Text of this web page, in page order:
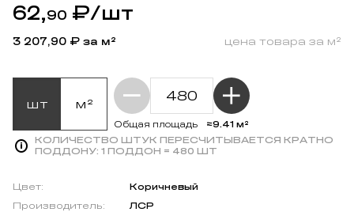
62,90 ₽/шт
3 207,90 ₽ за м² цена товара за м²
шт м²
Общая площадь
≈9.41 м²
КОЛИЧЕСТВО ШТУК ПЕРЕСЧИТЫВАЕТСЯ КРАТНО
ПОДДОНУ: 1 ПОДДОН = 480 ШТ
Цвет:
Коричневый
Производитель:
ЛСР